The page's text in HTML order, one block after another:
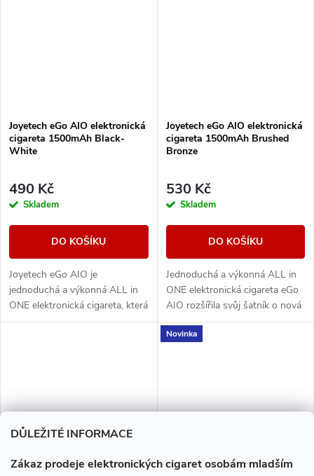
DŮLEŽITÉ INFORMACE
Zákaz prodeje elektronických cigaret osobám mladším
Joyetech eGo AIO elektronická
cigareta 1500mAh Black-
White
490 Kč
Skladem
DO KOŠÍKU
Joyetech eGo AIO je
jednoduchá a výkonná ALL in
ONE elektronická cigareta, která
svými vlastnostmi uspokojí jak
Joyetech eGo AIO elektronická
cigareta 1500mAh Brushed
Bronze
530 Kč
Skladem
DO KOŠÍKU
Jednoduchá a výkonná ALL in
ONE elektronická cigareta eGo
AIO rozšířila svůj šatník o nová
barevná provedení. Nyní se
Vám nemůže stát, že by
Novinka